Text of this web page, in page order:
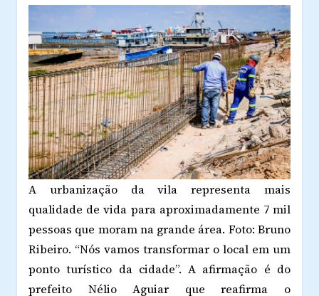
A urbanização da vila representa mais
qualidade de vida para aproximadamente 7 mil
pessoas que moram na grande área. Foto: Bruno
Ribeiro. “Nós vamos transformar o local em um
ponto turístico da cidade”. A afirmação é do
prefeito Nélio Aguiar que reafirma o